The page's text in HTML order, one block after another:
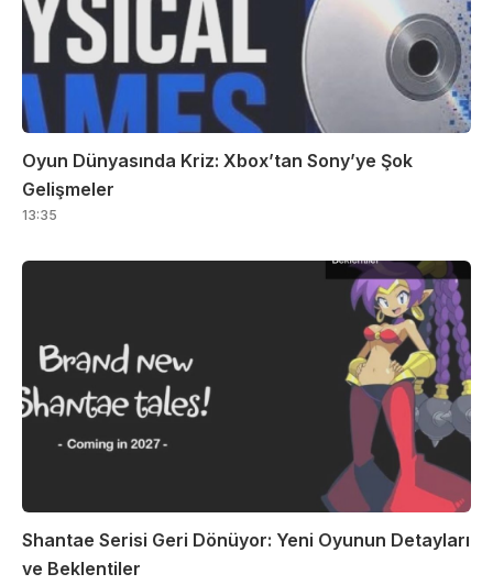
Oyun Dünyasında Kriz: Xbox’tan Sony’ye Şok
Gelişmeler
13:35
Shantae Serisi Geri Dönüyor: Yeni Oyunun Detayları
ve Beklentiler